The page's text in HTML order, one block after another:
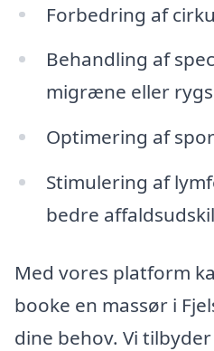
Forbedring af
Behandling af
migræne eller
Optimering af
Stimulering af
bedre
Med vores platform
booke en massør i
dine behov. Vi